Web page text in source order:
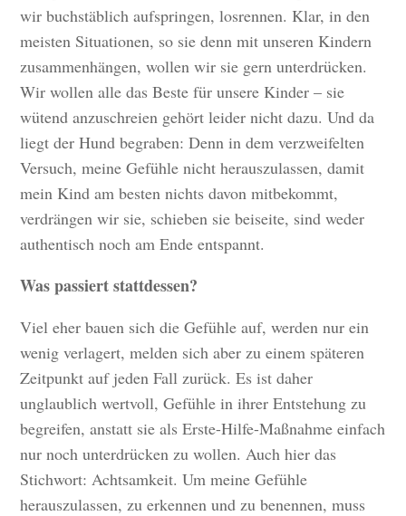
wir buchstäblich aufspringen, losrennen. Klar, in den
meisten Situationen, so sie denn mit unseren Kindern
zusammenhängen, wollen wir sie gern unterdrücken.
Wir wollen alle das Beste für unsere Kinder – sie
wütend anzuschreien gehört leider nicht dazu. Und da
liegt der Hund begraben: Denn in dem verzweifelten
Versuch, meine Gefühle nicht herauszulassen, damit
mein Kind am besten nichts davon mitbekommt,
verdrängen wir sie, schieben sie beiseite, sind weder
authentisch noch am Ende entspannt.
Was passiert stattdessen?
Viel eher bauen sich die Gefühle auf, werden nur ein
wenig verlagert, melden sich aber zu einem späteren
Zeitpunkt auf jeden Fall zurück. Es ist daher
unglaublich wertvoll, Gefühle in ihrer Entstehung zu
begreifen, anstatt sie als Erste-Hilfe-Maßnahme einfach
nur noch unterdrücken zu wollen. Auch hier das
Stichwort: Achtsamkeit. Um meine Gefühle
herauszulassen, zu erkennen und zu benennen, muss